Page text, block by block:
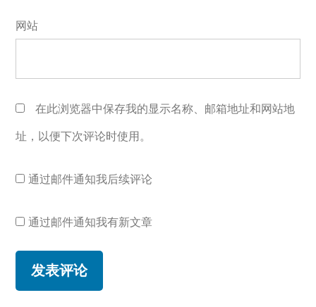
网站
在此浏览器中保存我的显示名称、邮箱地址和网站地
址，以便下次评论时使用。
通过邮件通知我后续评论
通过邮件通知我有新文章